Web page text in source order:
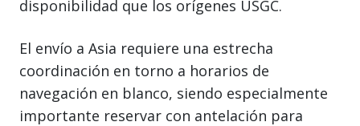
disponibilidad que los orígenes USGC.
El envío a Asia requiere una estrecha
coordinación en torno a horarios de
navegación en blanco, siendo especialmente
importante reservar con antelación para